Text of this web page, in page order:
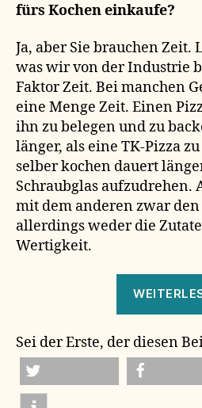
fürs Kochen einkaufe?
Ja, aber Sie brauchen Zeit.
was wir von der Industrie
Faktor Zeit. Bei manchen
eine Menge Zeit. Einen
ihn zu belegen und zu
länger, als eine TK-Pizza
selber kochen dauert
Schraubglas aufzudrehen.
mit dem anderen zwar
allerdings weder die
Wertigkeit.
Sei der Erste, der diesen
twittern